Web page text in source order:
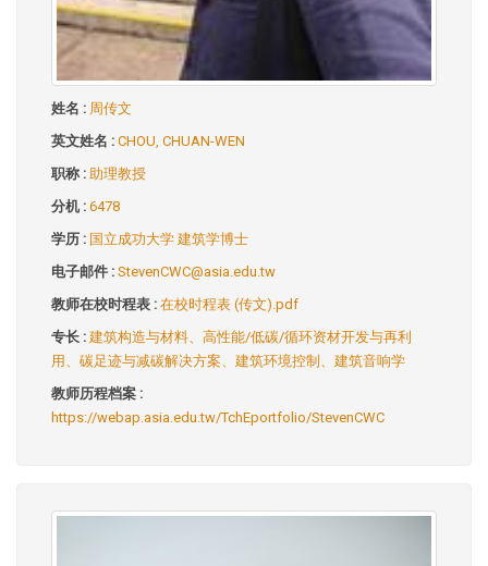
姓名 : 周传文
英文姓名 : CHOU, CHUAN-WEN
职称 : 助理教授
分机 : 6478
学历 : 国立成功大学 建筑学博士
电子邮件 : StevenCWC@asia.edu.tw
教师在校时程表 : 在校时程表 (传文).pdf
专长 : 建筑构造与材料、高性能/低碳/循环资材开发与再利
用、碳足迹与减碳解决方案、建筑环境控制、建筑音响学
教师历程档案 :
https://webap.asia.edu.tw/TchEportfolio/StevenCWC